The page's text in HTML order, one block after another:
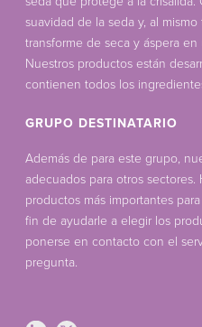
suavidad de la seda y, al
transforme de seca y áspera
Nuestros productos están
contienen todos los
GRUPO DESTINATARIO
Además de para este grupo,
adecuados para otros
productos más importantes
fin de ayudarle a elegir los
ponerse en contacto con el
pregunta.